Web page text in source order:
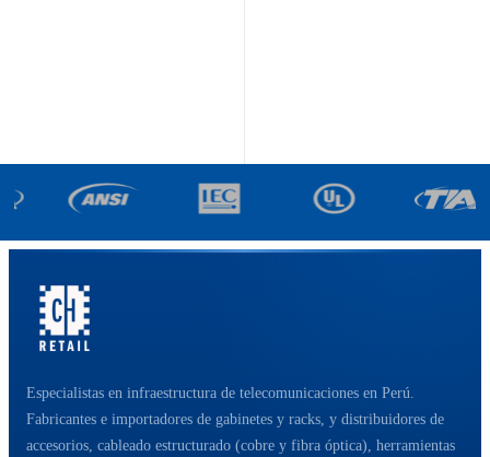
Especialistas en infraestructura de telecomunicaciones en Perú.
Fabricantes e importadores de gabinetes y racks, y distribuidores de
accesorios, cableado estructurado (cobre y fibra óptica), herramientas